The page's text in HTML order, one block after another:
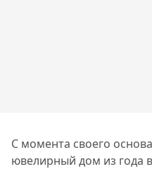
С момента своего
ювелирный дом из года